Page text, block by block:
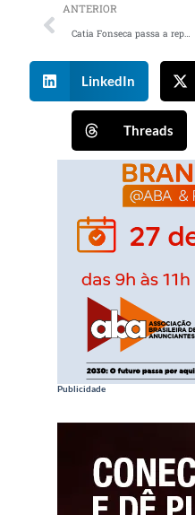
ANTERIOR
LinkedIn
Threads
Publicidade